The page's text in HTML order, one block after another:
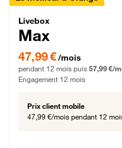
Livebox Max
Livebox
Max
47,99 € par mois pendant 12
47,99 €/mois
pendant 12 mois puis 57,99 €/
Engagement 12 mois
Prix client mobile
47,99 €/mois pendant 12